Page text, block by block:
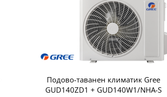
Подово-таванен климатик Gree
GUD140ZD1 + GUD140W1/NHA-S